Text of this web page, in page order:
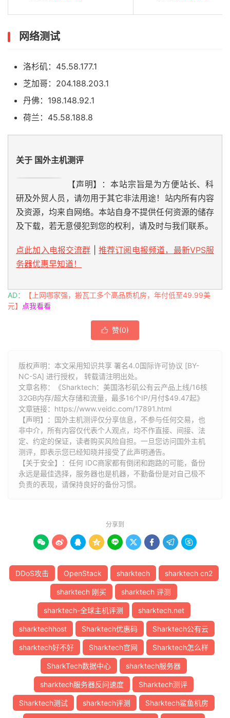
网络测试
洛杉矶：45.58.177.1
芝加哥：204.188.203.1
丹佛：198.148.92.1
荷兰：45.58.188.8
关于 国外主机测评
【声明】：本站宗旨是为方便站长、科
研及外贸人员，请勿用于其它非法用途！站内所有内容
及资源，均来自网络。本站自身不提供任何资源的储存
及下载，若无意侵犯到您的权利，请及时与我们联系。
点此加入电报交流群
推荐订阅电报频道，最新VPS服
务器优惠早知道！
AD：
【上网哪家强，搬瓦工多个高品质机房，年付低至49.99美
元】
点我看看
 赞(0)
版权声明：本文采用知识共享 署名4.0国际许可协议 [BY-
NC-SA] 进行授权， 转载请注明出处。
文章名称：《Sharktech：美国洛杉矶公有云产品上线/16核
32GB内存/超大存储和流量，最多16个IP/月付$49.47起》
文章链接： https://www.veidc.com/17891.html
【声明】：国外主机测评仅分享信息，不参与任何交易，也
非中介，所有内容仅代表个人观点，均不作直接、间接、法
定、约定的保证，读者购买风险自担。一旦您访问国外主机
测评，即表示您已经知晓并接受了此声明通告。
【关于安全】：任何 IDC商家都有倒闭和跑路的可能，备份
永远是最佳选择，服务器也是机器，不勤备份是对自己极不
负责的表现，请保持良好的备份习惯。
分享到
        
DDoS攻击 OpenStack sharktech sharktech cn2
sharktech 刚买 sharktech 评测
sharktech-全球主机评测 sharktech.net
sharktechhost Sharktech优惠码 Sharktech公有云
sharktech好不好 Sharktech官网 Sharktech怎么样
SharkTech数据中心 sharktech服务器
sharktech服务器反问速度 Sharktech测评
Sharktech测试 sharktech评测 Sharktech鲨鱼机房